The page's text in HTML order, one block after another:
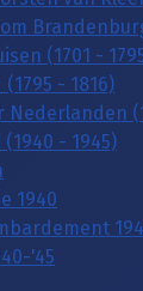
(1701 -
- 1816)
Nederlanden
- 1945)
1940
'45